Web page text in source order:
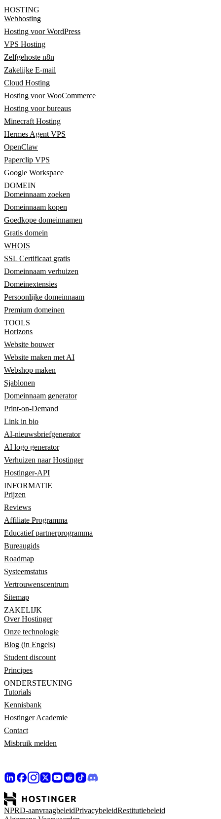
HOSTING
Webhosting
Hosting voor WordPress
VPS Hosting
Zelfgehoste n8n
Zakelijke E-mail
Cloud Hosting
Hosting voor WooCommerce
Hosting voor bureaus
Minecraft Hosting
Hermes Agent VPS
OpenClaw
Paperclip VPS
Google Workspace
DOMEIN
Domeinnaam zoeken
Domeinnaam kopen
Goedkope domeinnamen
Gratis domein
WHOIS
SSL Certificaat gratis
Domeinnaam verhuizen
Domeinextensies
Persoonlijke domeinnaam
Premium domeinen
TOOLS
Horizons
Website bouwer
Website maken met AI
Webshop maken
Sjablonen
Domeinnaam generator
Print-on-Demand
Link in bio
AI-nieuwsbriefgenerator
AI logo generator
Verhuizen naar Hostinger
Hostinger-API
INFORMATIE
Prijzen
Reviews
Affiliate Programma
Educatief partnerprogramma
Bureaugids
Roadmap
Systeemstatus
Vertrouwenscentrum
Sitemap
ZAKELIJK
Over Hostinger
Onze technologie
Blog (in Engels)
Student discount
Principes
ONDERSTEUNING
Tutorials
Kennisbank
Hostinger Academie
Contact
Misbruik melden
NPRD-aanvraagbeleidPrivacybeleidRestitutiebeleid